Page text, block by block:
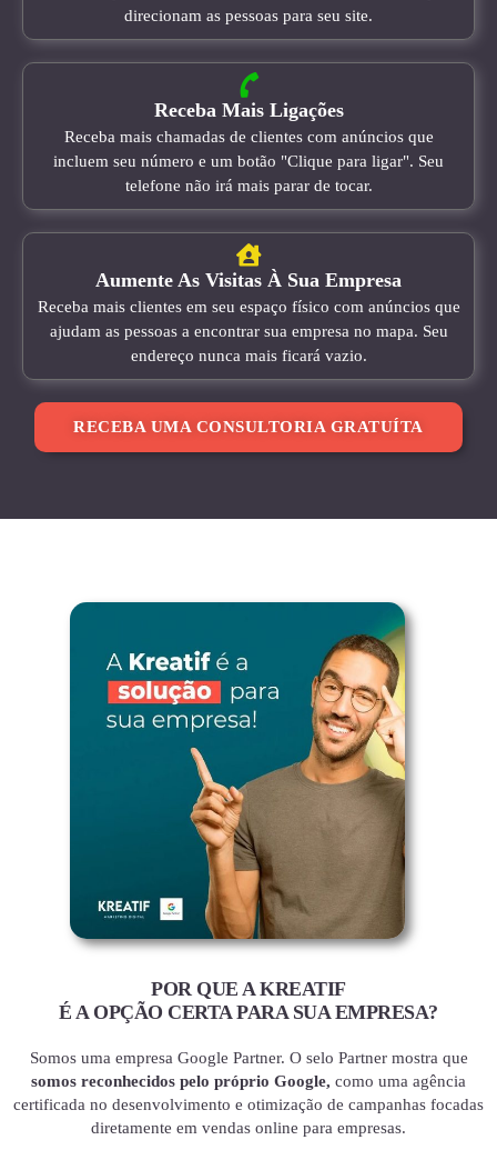
direcionam as pessoas para seu site.
Receba Mais Ligações
Receba mais chamadas de clientes com anúncios que
incluem seu número e um botão "Clique para ligar". Seu
telefone não irá mais parar de tocar.
Aumente As Visitas À Sua Empresa
Receba mais clientes em seu espaço físico com anúncios que
ajudam as pessoas a encontrar sua empresa no mapa. Seu
endereço nunca mais ficará vazio.
RECEBA UMA CONSULTORIA GRATUÍTA
POR QUE A KREATIF
É A OPÇÃO CERTA PARA SUA EMPRESA?
Somos uma empresa Google Partner. O selo Partner mostra que
somos reconhecidos pelo próprio Google, como uma agência
certificada no desenvolvimento e otimização de campanhas focadas
diretamente em vendas online para empresas.